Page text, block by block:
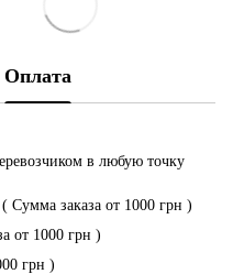
Оплата
в любую точку
Сумма заказа от 1000 грн )
от 1000 грн )
грн )